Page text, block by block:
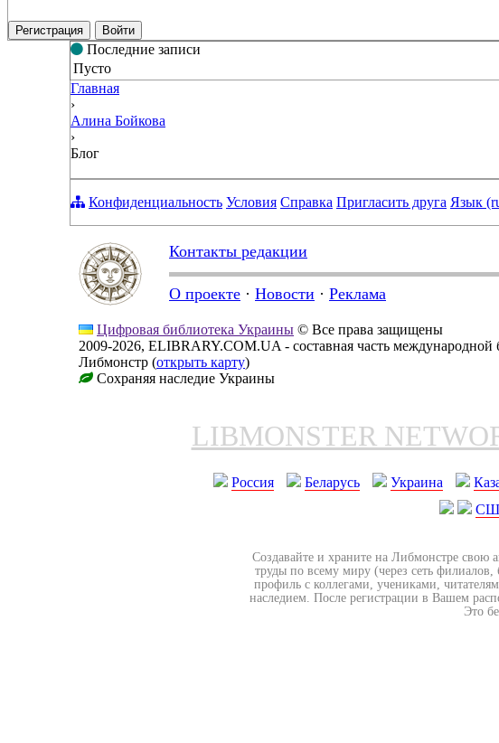
Регистрация Войти
Последние записи
Пусто
Главная
›
Алина Бойкова
›
Блог
Конфиденциальность Условия Справка Пригласить друга Язык
Контакты редакции
О проекте · Новости · Реклама
Цифровая библиотека Украины © Все права защищены
2009-2026, ELIBRARY.COM.UA - составная часть международной
Либмонстр (открыть карту)
Сохраняя наследие Украины
LIBMONSTER
Россия Беларусь Украина
Создавайте и храните на Либмонстре свою
труды по всему миру (через сеть
профиль с коллегами, учениками,
наследием. После регистрации в Вашем
Это